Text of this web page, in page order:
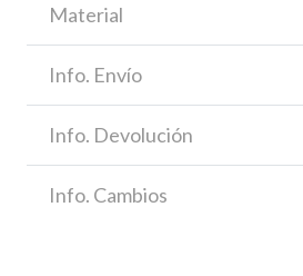
Material
Info. Envío
Info. Devolución
Info. Cambios